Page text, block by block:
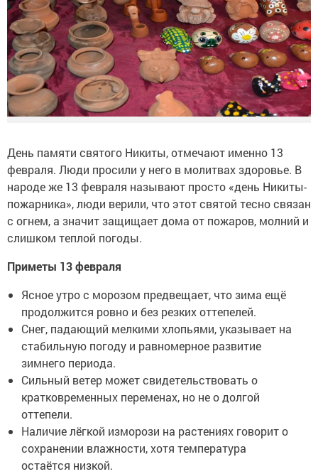
День памяти святого Никиты, отмечают именно 13
февраля. Люди просили у него в молитвах здоровье. В
народе же 13 февраля называют просто «день Никиты-
пожарника», люди верили, что этот святой тесно связан
с огнем, а значит защищает дома от пожаров, молний и
слишком теплой погоды.
Приметы 13 февраля
Ясное утро с морозом предвещает, что зима ещё
продолжится ровно и без резких оттепелей.
Снег, падающий мелкими хлопьями, указывает на
стабильную погоду и равномерное развитие
зимнего периода.
Сильный ветер может свидетельствовать о
кратковременных переменах, но не о долгой
оттепели.
Наличие лёгкой изморози на растениях говорит о
сохранении влажности, хотя температура
остаётся низкой.